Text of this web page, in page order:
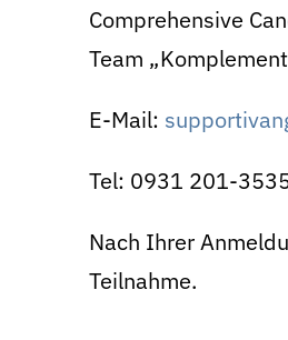
Comprehensive
Team
E-Mail:
Tel: 0931 201-
Nach Ihrer
Teilnahme.